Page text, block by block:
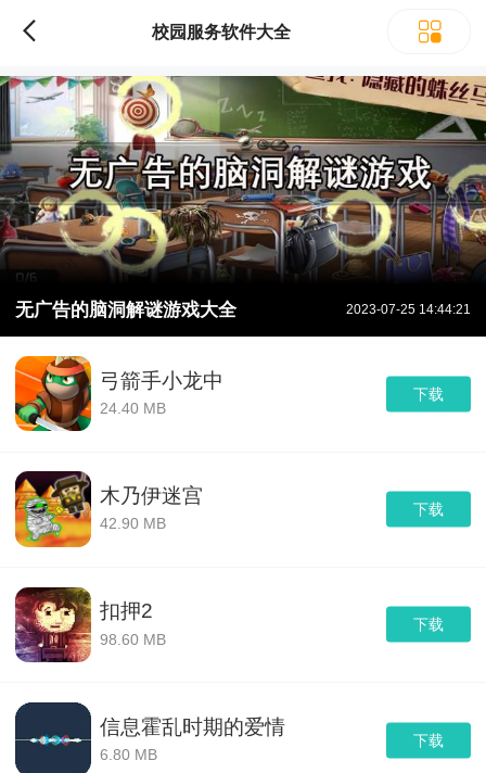
校园服务软件大全
无广告的脑洞解谜游戏大全 2023-07-25 14:44:21
下载
弓箭手小龙中
24.40 MB
下载
木乃伊迷宫
42.90 MB
下载
扣押2
98.60 MB
下载
信息霍乱时期的爱情
6.80 MB